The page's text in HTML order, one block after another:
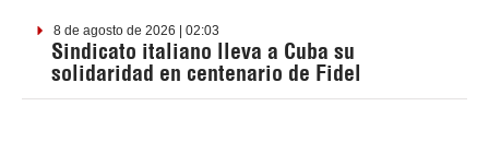
8 de agosto de 2026 | 02:03
Sindicato italiano lleva a Cuba su
solidaridad en centenario de Fidel